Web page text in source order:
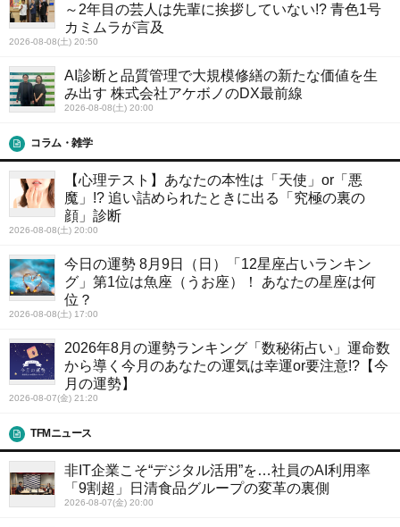
～2年目の芸人は先輩に挨拶していない!? 青色1号
カミムラが言及
2026-08-08(土) 20:50
AI診断と品質管理で大規模修繕の新たな価値を生
み出す 株式会社アケボノのDX最前線
2026-08-08(土) 20:00
コラム・雑学
【心理テスト】あなたの本性は「天使」or「悪
魔」!? 追い詰められたときに出る「究極の裏の
顔」診断
2026-08-08(土) 20:00
今日の運勢 8月9日（日）「12星座占いランキン
グ」第1位は魚座（うお座）！ あなたの星座は何
位？
2026-08-08(土) 17:00
2026年8月の運勢ランキング「数秘術占い」運命数
から導く今月のあなたの運気は幸運or要注意!?【今
月の運勢】
2026-08-07(金) 21:20
TFMニュース
非IT企業こそ“デジタル活用”を…社員のAI利用率
「9割超」日清食品グループの変革の裏側
2026-08-07(金) 20:00